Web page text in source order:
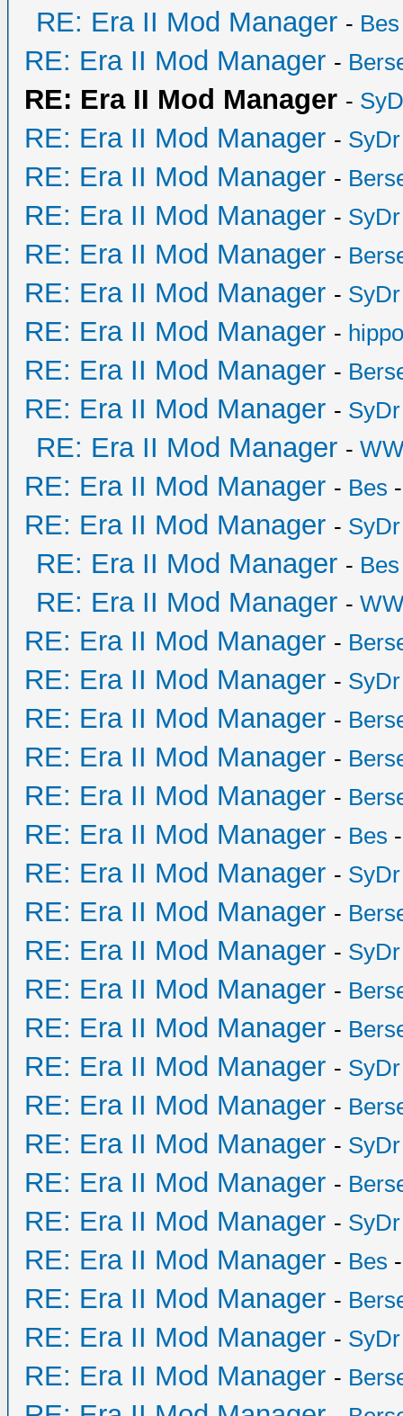
RE: Era II Mod Manager - Bes
RE: Era II Mod Manager -
RE: Era II Mod Manager -
RE: Era II Mod Manager - SyDr
RE: Era II Mod Manager -
RE: Era II Mod Manager - SyDr
RE: Era II Mod Manager -
RE: Era II Mod Manager - SyDr
RE: Era II Mod Manager -
RE: Era II Mod Manager -
RE: Era II Mod Manager - SyDr
RE: Era II Mod Manager -
RE: Era II Mod Manager - Bes
RE: Era II Mod Manager - SyDr
RE: Era II Mod Manager - Bes
RE: Era II Mod Manager -
RE: Era II Mod Manager -
RE: Era II Mod Manager - SyDr
RE: Era II Mod Manager -
RE: Era II Mod Manager -
RE: Era II Mod Manager -
RE: Era II Mod Manager - Bes
RE: Era II Mod Manager - SyDr
RE: Era II Mod Manager -
RE: Era II Mod Manager - SyDr
RE: Era II Mod Manager -
RE: Era II Mod Manager -
RE: Era II Mod Manager - SyDr
RE: Era II Mod Manager -
RE: Era II Mod Manager - SyDr
RE: Era II Mod Manager -
RE: Era II Mod Manager - SyDr
RE: Era II Mod Manager - Bes
RE: Era II Mod Manager -
RE: Era II Mod Manager - SyDr
RE: Era II Mod Manager -